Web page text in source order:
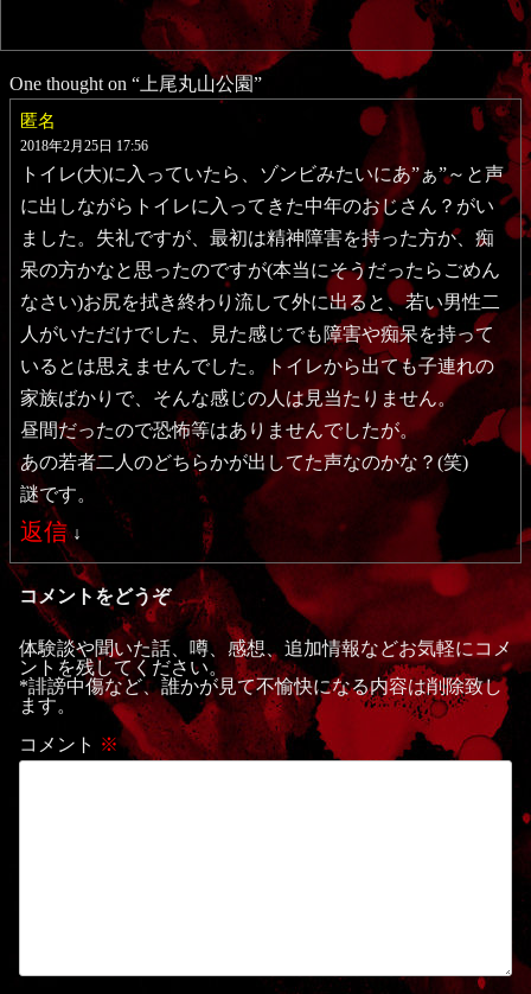
One thought on “ 上尾丸山公園”
匿名
2018年2月25日 17:56
トイレ(大)に入っていたら、ゾンビみたいにあ”ぁ”～と声
に出しながらトイレに入ってきた中年のおじさん？がい
ました。失礼ですが、最初は精神障害を持った方か、痴
呆の方かなと思ったのですが(本当にそうだったらごめん
なさい)お尻を拭き終わり流して外に出ると、若い男性二
人がいただけでした、見た感じでも障害や痴呆を持って
いるとは思えませんでした。トイレから出ても子連れの
家族ばかりで、そんな感じの人は見当たりません。
昼間だったので恐怖等はありませんでしたが。
あの若者二人のどちらかが出してた声なのかな？(笑)
謎です。
返信 ↓
コメントをどうぞ
体験談や聞いた話、噂、感想、追加情報などお気軽にコメ
ントを残してください。
*誹謗中傷など、誰かが見て不愉快になる内容は削除致し
ます。
コメント ※